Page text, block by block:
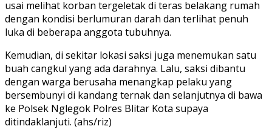
usai melihat korban tergeletak di teras belakang rumah
dengan kondisi berlumuran darah dan terlihat penuh
luka di beberapa anggota tubuhnya.
Kemudian, di sekitar lokasi saksi juga menemukan satu
buah cangkul yang ada darahnya. Lalu, saksi dibantu
dengan warga berusaha menangkap pelaku yang
bersembunyi di kandang ternak dan selanjutnya di bawa
ke Polsek Nglegok Polres Blitar Kota supaya
ditindaklanjuti. (ahs/riz)